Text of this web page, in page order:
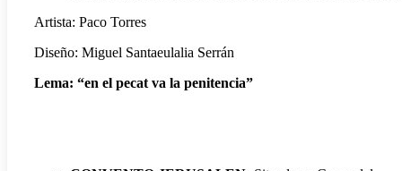
Artista: Paco Torres
Diseño: Miguel Santaeulalia Serrán
Lema: “en el pecat va la penitencia”